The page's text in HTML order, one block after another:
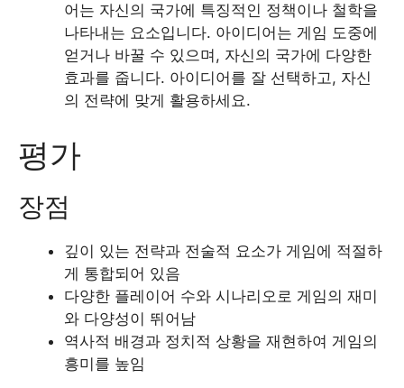
어는 자신의 국가에 특징적인 정책이나 철학을
나타내는 요소입니다. 아이디어는 게임 도중에
얻거나 바꿀 수 있으며, 자신의 국가에 다양한
효과를 줍니다. 아이디어를 잘 선택하고, 자신
의 전략에 맞게 활용하세요.
평가
장점
깊이 있는 전략과 전술적 요소가 게임에 적절하
게 통합되어 있음
다양한 플레이어 수와 시나리오로 게임의 재미
와 다양성이 뛰어남
역사적 배경과 정치적 상황을 재현하여 게임의
흥미를 높임